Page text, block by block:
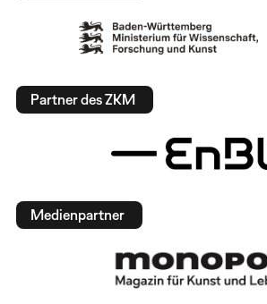
Partner des ZKM
Medienpartner